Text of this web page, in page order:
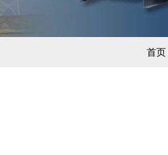
首页